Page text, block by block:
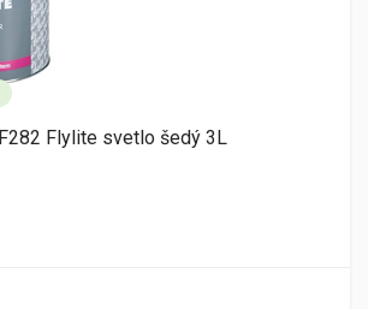
Flylite svetlo šedý 3L